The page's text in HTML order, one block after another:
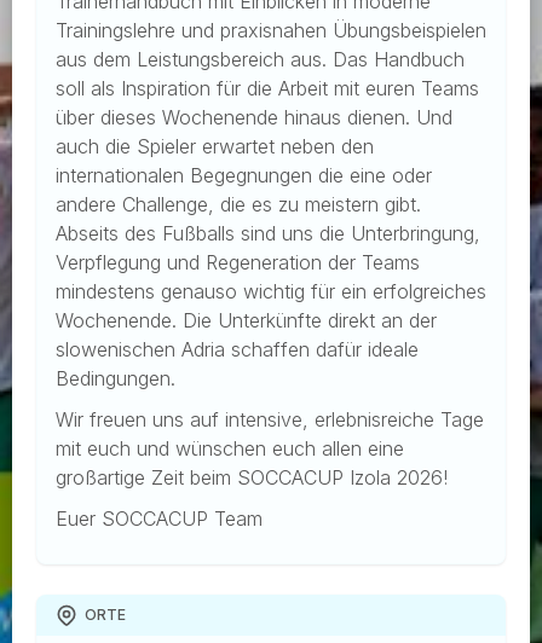
Trainingslehre und praxisnahen Übungsbeispielen
aus dem Leistungsbereich aus. Das Handbuch
soll als Inspiration für die Arbeit mit euren Teams
über dieses Wochenende hinaus dienen. Und
auch die Spieler erwartet neben den
internationalen Begegnungen die eine oder
andere Challenge, die es zu meistern gibt.
Abseits des Fußballs sind uns die Unterbringung,
Verpflegung und Regeneration der Teams
mindestens genauso wichtig für ein erfolgreiches
Wochenende. Die Unterkünfte direkt an der
slowenischen Adria schaffen dafür ideale
Bedingungen.
Wir freuen uns auf intensive, erlebnisreiche Tage
mit euch und wünschen euch allen eine
großartige Zeit beim SOCCACUP Izola 2026!
Euer SOCCACUP Team
ORTE